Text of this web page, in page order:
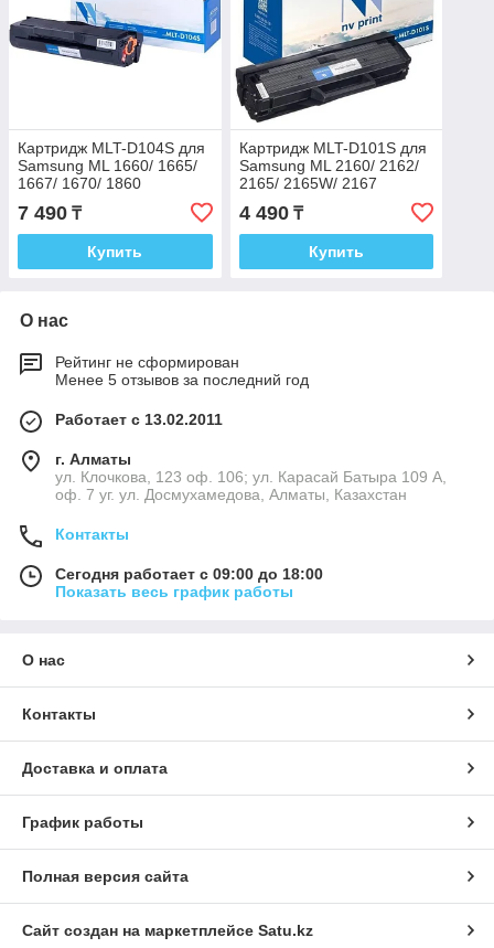
Картридж MLT-D104S для
Samsung ML 1660/ 1665/
1667/ 1670/ 1860
совместимый
7 490 ₸
Купить
Картридж MLT-D101S для
Samsung ML 2160/ 2162/
2165/ 2165W/ 2167
совместимый
4 490₸
Купить
О нас
Рейтинг не сформирован
Менее 5 отзывов за последний год
Работает с 13.02.2011
г. Алматы
ул. Клочкова, 123 оф. 106; ул. Карасай Батыра 109 А,
оф. 7 уг. ул. Досмухамедова, Алматы, Казахстан
Контакты
Сегодня работает с 09:00 до 18:00
Показать весь график работы
О нас
Контакты
Доставка и оплата
График работы
Полная версия сайта
Сайт создан на маркетплейсе Satu.kz